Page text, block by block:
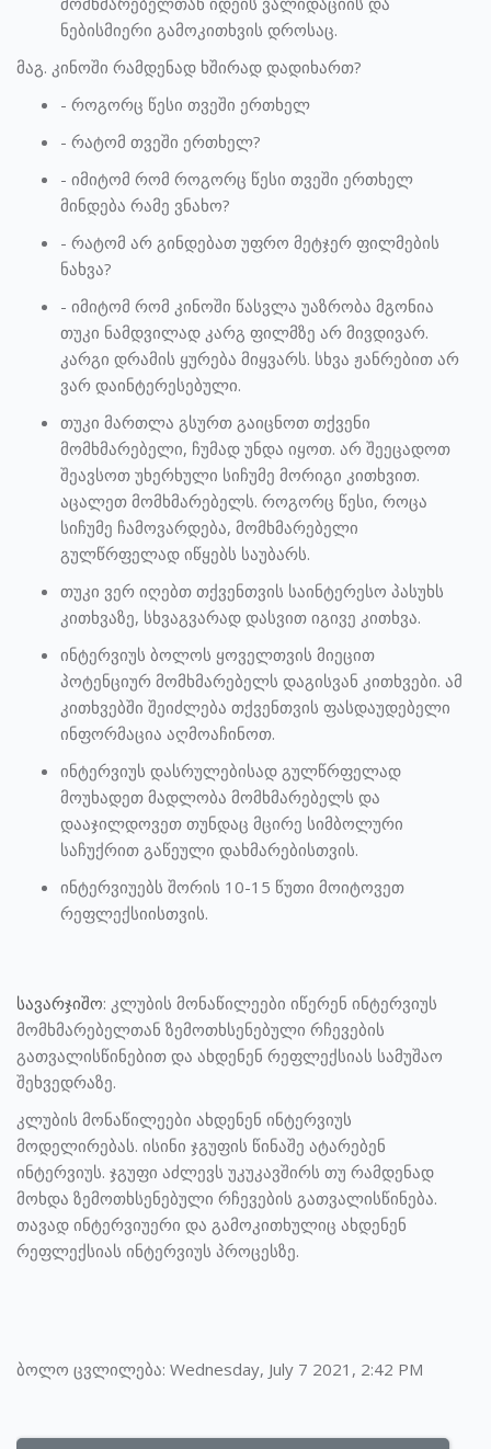
ნებისმიერი გამოკითხვის დროსაც.
მაგ. კინოში რამდენად ხშირად დადიხართ?
- როგორც წესი თვეში ერთხელ
- რატომ თვეში ერთხელ?
- იმიტომ რომ როგორც წესი თვეში ერთხელ
მინდება რამე ვნახო?
- რატომ არ გინდებათ უფრო მეტჯერ ფილმების
ნახვა?
- იმიტომ რომ კინოში წასვლა უაზრობა მგონია
თუკი ნამდვილად კარგ ფილმზე არ მივდივარ.
კარგი დრამის ყურება მიყვარს. სხვა ჟანრებით არ
ვარ დაინტერესებული.
თუკი მართლა გსურთ გაიცნოთ თქვენი
მომხმარებელი, ჩუმად უნდა იყოთ. არ შეეცადოთ
შეავსოთ უხერხული სიჩუმე მორიგი კითხვით.
აცალეთ მომხმარებელს. როგორც წესი, როცა
სიჩუმე ჩამოვარდება, მომხმარებელი
გულწრფელად იწყებს საუბარს.
თუკი ვერ იღებთ თქვენთვის საინტერესო პასუხს
კითხვაზე, სხვაგვარად დასვით იგივე კითხვა.
ინტერვიუს ბოლოს ყოველთვის მიეცით
პოტენციურ მომხმარებელს დაგისვან კითხვები. ამ
კითხვებში შეიძლება თქვენთვის ფასდაუდებელი
ინფორმაცია აღმოაჩინოთ.
ინტერვიუს დასრულებისად გულწრფელად
მოუხადეთ მადლობა მომხმარებელს და
დააჯილდოვეთ თუნდაც მცირე სიმბოლური
საჩუქრით გაწეული დახმარებისთვის.
ინტერვიუებს შორის 10-15 წუთი მოიტოვეთ
რეფლექსიისთვის.
სავარჯიშო: კლუბის მონაწილეები იწერენ ინტერვიუს
მომხმარებელთან ზემოთხსენებული რჩევების
გათვალისწინებით და ახდენენ რეფლექსიას სამუშაო
შეხვედრაზე.
კლუბის მონაწილეები ახდენენ ინტერვიუს
მოდელირებას. ისინი ჯგუფის წინაშე ატარებენ
ინტერვიუს. ჯგუფი აძლევს უკუკავშირს თუ რამდენად
მოხდა ზემოთხსენებული რჩევების გათვალისწინება.
თავად ინტერვიუერი და გამოკითხულიც ახდენენ
რეფლექსიას ინტერვიუს პროცესზე.
ბოლო ცვლილება: Wednesday, July 7 2021, 2:42 PM